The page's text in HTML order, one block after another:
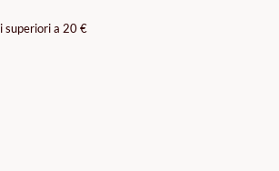
superiori a 20 €